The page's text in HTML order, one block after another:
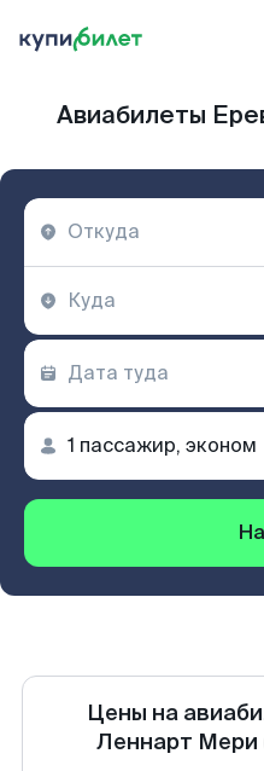
Авиабилеты
Цены на
Леннарт Мери